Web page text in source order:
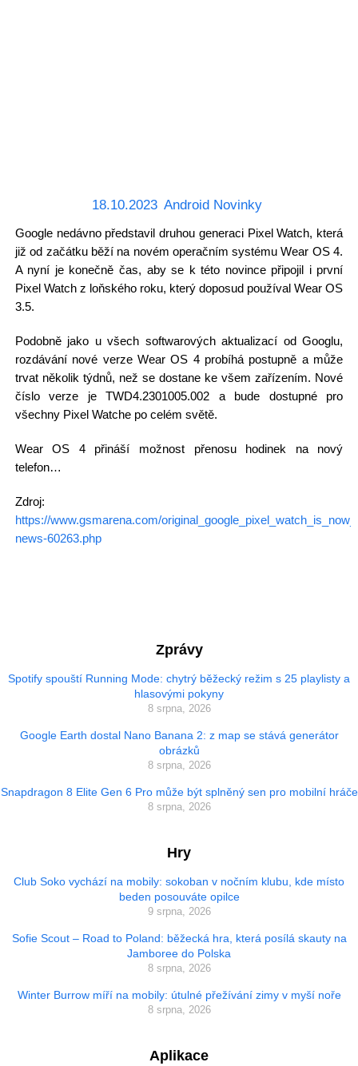
18.10.2023 Android Novinky
Google nedávno představil druhou generaci Pixel Watch, která
již od začátku běží na novém operačním systému Wear OS 4.
A nyní je konečně čas, aby se k této novince připojil i první
Pixel Watch z loňského roku, který doposud používal Wear OS
3.5.
Podobně jako u všech softwarových aktualizací od Googlu,
rozdávání nové verze Wear OS 4 probíhá postupně a může
trvat několik týdnů, než se dostane ke všem zařízením. Nové
číslo verze je TWD4.2301005.002 a bude dostupné pro
všechny Pixel Watche po celém světě.
Wear OS 4 přináší možnost přenosu hodinek na nový
telefon…
Zdroj:
https://www.gsmarena.com/
news-60263.php
Zprávy
Spotify spouští Running Mode: chytrý běžecký režim s 25 playlisty a
hlasovými pokyny
8 srpna, 2026
Google Earth dostal Nano Banana 2: z map se stává generátor
obrázků
8 srpna, 2026
Snapdragon 8 Elite Gen 6 Pro může být splněný sen pro mobilní hráče
8 srpna, 2026
Hry
Club Soko vychází na mobily: sokoban v nočním klubu, kde místo
beden posouváte opilce
9 srpna, 2026
Sofie Scout – Road to Poland: běžecká hra, která posílá skauty na
Jamboree do Polska
8 srpna, 2026
Winter Burrow míří na mobily: útulné přežívání zimy v myší noře
8 srpna, 2026
Aplikace